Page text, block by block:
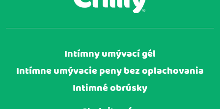
Intímny umývací gél
Intímne umývacie peny bez oplachovania
Intimné obrúsky